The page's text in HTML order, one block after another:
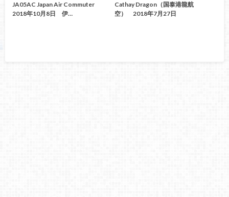
JA05AC Japan Air Commuter
2018年10月8日 伊…
Cathay Dragon（国泰港龍航
空） 2018年7月27日